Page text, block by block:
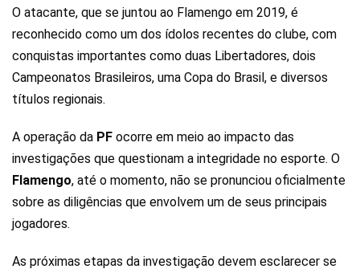
O atacante, que se juntou ao Flamengo em 2019, é
reconhecido como um dos ídolos recentes do clube, com
conquistas importantes como duas Libertadores, dois
Campeonatos Brasileiros, uma Copa do Brasil, e diversos
títulos regionais.
A operação da PF ocorre em meio ao impacto das
investigações que questionam a integridade no esporte. O
Flamengo, até o momento, não se pronunciou oficialmente
sobre as diligências que envolvem um de seus principais
jogadores.
As próximas etapas da investigação devem esclarecer se